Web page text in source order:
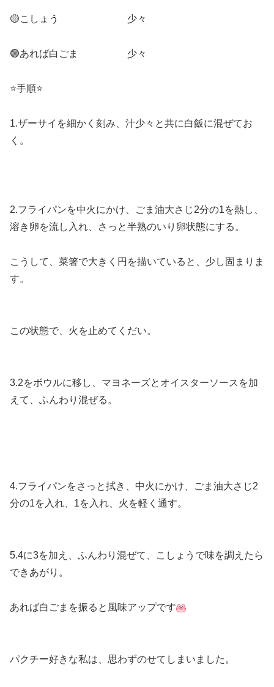
🟡こしょう 少々
🟢あれば白ごま 少々
⭐️手順⭐️
1.ザーサイを細かく刻み、汁少々と共に白飯に混ぜてお
く。
2.フライパンを中火にかけ、ごま油大さじ2分の1を熱し、
溶き卵を流し入れ、さっと半熟のいり卵状態にする。
こうして、菜箸で大きく円を描いていると、少し固まりま
す。
この状態で、火を止めてくだい。
3.2をボウルに移し、マヨネーズとオイスターソースを加
えて、ふんわり混ぜる。
4.フライパンをさっと拭き、中火にかけ、ごま油大さじ2
分の1を入れ、1を入れ、火を軽く通す。
5.4に3を加え、ふんわり混ぜて、こしょうで味を調えたら
できあがり。
あれば白ごまを振ると風味アップです
パクチー好きな私は、思わずのせてしまいました。